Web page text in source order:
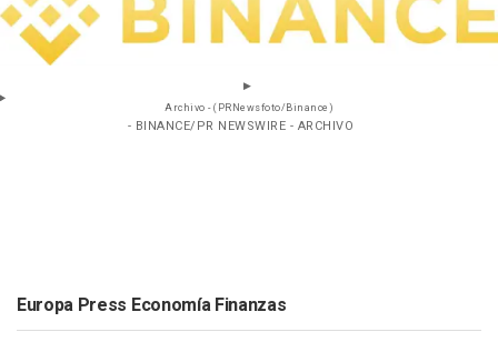
Archivo - (PRNewsfoto/Binance)
- BINANCE/PR NEWSWIRE - ARCHIVO
Europa Press Economía Finanzas